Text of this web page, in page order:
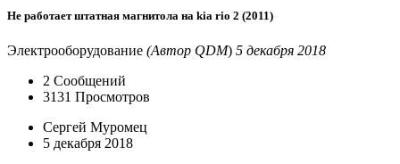
Не работает штатная магнитола на kia rio 2 (2011)
Электрооборудование (Автор QDM) 5 декабря 2018
2 Сообщений
3131 Просмотров
Сергей Муромец
5 декабря 2018